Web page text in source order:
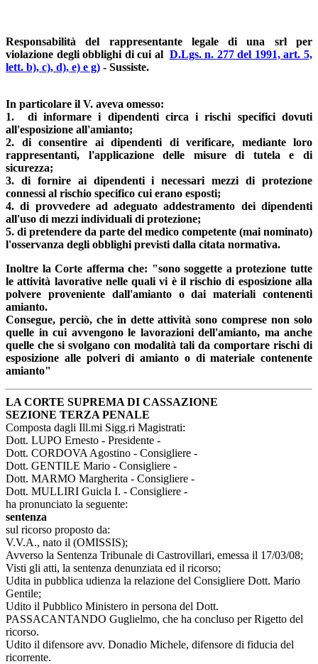
Responsabilità del rappresentante legale di una srl per
violazione degli obblighi di cui al D.Lgs. n. 277 del 1991, art. 5,
lett. b), c), d), e) e g) - Sussiste.
In particolare il V. aveva omesso:
1. di informare i dipendenti circa i rischi specifici dovuti
all'esposizione all'amianto;
2. di consentire ai dipendenti di verificare, mediante loro
rappresentanti, l'applicazione delle misure di tutela e di
sicurezza;
3. di fornire ai dipendenti i necessari mezzi di protezione
connessi al rischio specifico cui erano esposti;
4. di provvedere ad adeguato addestramento dei dipendenti
all'uso di mezzi individuali di protezione;
5. di pretendere da parte del medico competente (mai nominato)
l'osservanza degli obblighi previsti dalla citata normativa.
Inoltre la Corte afferma che: "sono soggette a protezione tutte
le attività lavorative nelle quali vi è il rischio di esposizione alla
polvere proveniente dall'amianto o dai materiali contenenti
amianto.
Consegue, perciò, che in dette attività sono comprese non solo
quelle in cui avvengono le lavorazioni dell'amianto, ma anche
quelle che si svolgano con modalità tali da comportare rischi di
esposizione alle polveri di amianto o di materiale contenente
amianto"
LA CORTE SUPREMA DI CASSAZIONE
SEZIONE TERZA PENALE
Composta dagli Ill.mi Sigg.ri Magistrati:
Dott. LUPO Ernesto - Presidente -
Dott. CORDOVA Agostino - Consigliere -
Dott. GENTILE Mario - Consigliere -
Dott. MARMO Margherita - Consigliere -
Dott. MULLIRI Guicla I. - Consigliere -
ha pronunciato la seguente:
sentenza
sul ricorso proposto da:
V.V.A., nato il (OMISSIS);
Avverso la Sentenza Tribunale di Castrovillari, emessa il 17/03/08;
Visti gli atti, la sentenza denunziata ed il ricorso;
Udita in pubblica udienza la relazione del Consigliere Dott. Mario
Gentile;
Udito il Pubblico Ministero in persona del Dott.
PASSACANTANDO Guglielmo, che ha concluso per Rigetto del
ricorso.
Udito il difensore avv. Donadio Michele, difensore di fiducia del
ricorrente.